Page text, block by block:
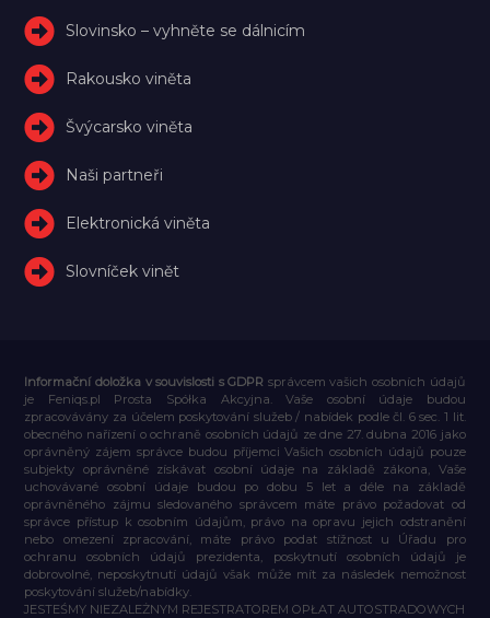
Slovinsko – vyhněte se dálnicím
Rakousko viněta
Švýcarsko viněta
Naši partneři
Elektronická viněta
Slovníček vinět
Informační doložka v souvislosti s GDPR správcem vašich osobních údajů
je Feniqs.pl Prosta Spółka Akcyjna. Vaše osobní údaje budou
zpracovávány za účelem poskytování služeb / nabídek podle čl. 6 sec. 1 lit.
obecného nařízení o ochraně osobních údajů ze dne 27. dubna 2016 jako
oprávněný zájem správce budou příjemci Vašich osobních údajů pouze
subjekty oprávněné získávat osobní údaje na základě zákona, Vaše
uchovávané osobní údaje budou po dobu 5 let a déle na základě
oprávněného zájmu sledovaného správcem máte právo požadovat od
správce přístup k osobním údajům, právo na opravu jejich odstranění
nebo omezení zpracování, máte právo podat stížnost u Úřadu pro
ochranu osobních údajů prezidenta, poskytnutí osobních údajů je
dobrovolné, neposkytnutí údajů však může mít za následek nemožnost
poskytování služeb/nabídky.
JESTEŚMY NIEZALEŻNYM REJESTRATOREM OPŁAT AUTOSTRADOWYCH